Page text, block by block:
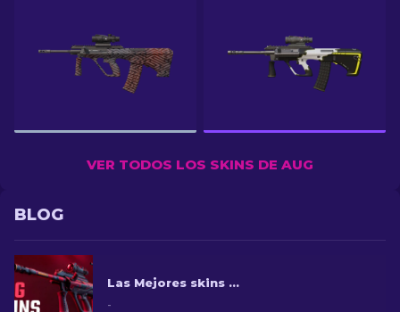
VER TODOS LOS SKINS DE AUG
BLOG
Las Mejores skins AUG CS2 en todos los precios [2026]
-